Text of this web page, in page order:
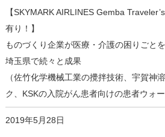
【SKYMARK AIRLINES Gemba
有り！】
ものづくり企業が医療・介護の困りごと
埼玉県で続々と成果
（佐竹化学機械工業の攪拌技術、宇賀神
ク、KSKの入院がん患者向けの患者ウォー
2019年5月28日